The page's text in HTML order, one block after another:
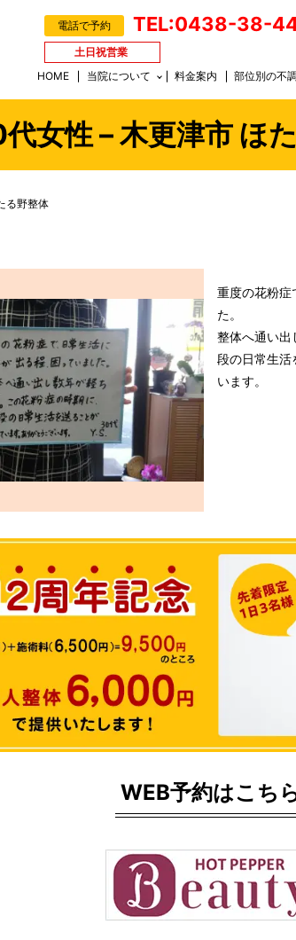
HOME 当院について 料金案内 部位別の不
電話で予約 TEL:0438-38-
土日祝営業
代女性 – 木更津市 ほ
る野整体
重度の花粉症
た。
整体へ通い出
段の日常生活
います。
WEB予約はこち